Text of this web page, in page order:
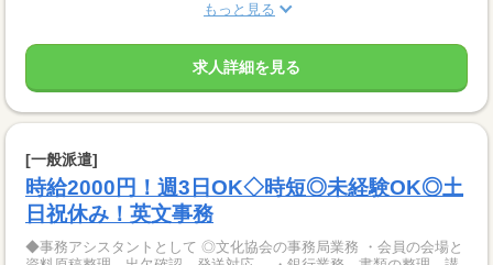
もっと見る
求人詳細を見る
[一般派遣]
時給2000円！週3日OK◇時短◎未経験OK◎土
日祝休み！英文事務
◆事務アシスタントとして ◎文化協会の事務局業務 ・会員の会場と